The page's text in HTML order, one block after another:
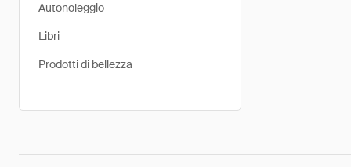
Autonoleggio
Libri
Prodotti di bellezza